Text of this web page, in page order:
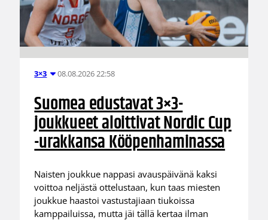
3×3 08.08.2026 22:58
Suomea edustavat 3×3-
joukkueet aloittivat Nordic Cup
-urakkansa Kööpenhaminassa
Naisten joukkue nappasi avauspäivänä kaksi
voittoa neljästä ottelustaan, kun taas miesten
joukkue haastoi vastustajiaan tiukoissa
kamppailuissa, mutta jäi tällä kertaa ilman